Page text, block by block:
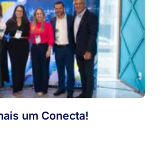
um Conecta!